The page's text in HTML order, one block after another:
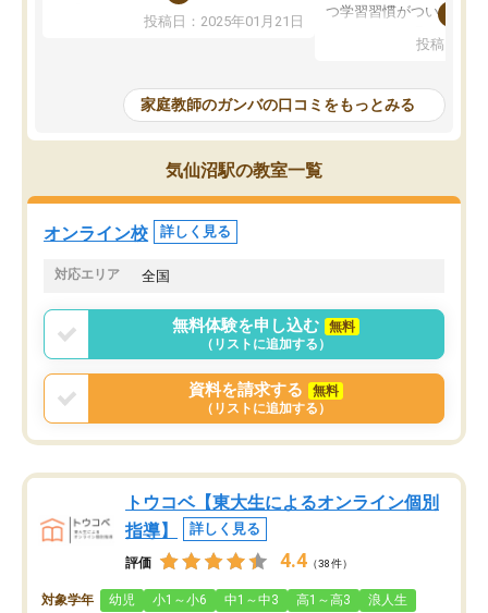
を開いてzoomを繋げるようになりまし
た！5科目なんでもOKなのもとても気
めて1年ほどだった今では平均点以上の
科目が増えてきました！あと1年受験ま
であるので無料の週末教室を使用しな
がら頑張って欲しいと思います！
投稿日：2025年01月21日
つ学習習慣がついてきま
指導が無い日も予定表
問できるのでとても助か
投稿日：
家庭教師のガンバの口コミをもっとみる
気仙沼駅の教室一覧
オンライン校 詳しく見る
対応エリア 全国
無料体験を申し込む
無料
（リストに追加する）
資料を請求する
無料
（リストに追加する）
トウコベ【東大生によるオンライン個別
指導】
詳しく見る
評価 4.4 （38件）
対象学年 幼児 小1～小6 中1～中3 高1～高3 浪人生